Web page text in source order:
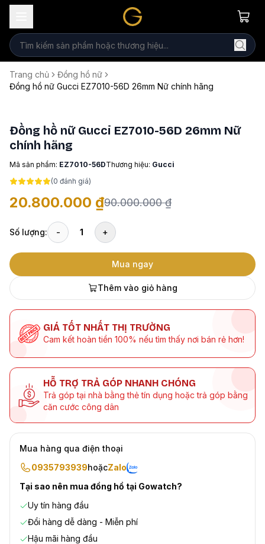
Trang chủ
Đồng hồ nữ
Đồng hồ nữ Gucci EZ7010-56D 26mm Nữ chính hãng
Đồng hồ nữ Gucci EZ7010-56D 26mm Nữ
chính hãng
Mã sản phẩm: EZ7010-56DThương hiệu: Gucci
(0 đánh giá)
20.800.000 ₫90.000.000 ₫
Số lượng: - 1 +
Mua ngay
Thêm vào giỏ hàng
GIÁ TỐT NHẤT THỊ TRƯỜNG
Cam kết hoàn tiền 100% nếu tìm thấy nơi bán rẻ hơn!
HỖ TRỢ TRẢ GÓP NHANH CHÓNG
Trả góp tại nhà bằng thẻ tín dụng hoặc trả góp bằng
căn cước công dân
Mua hàng qua điện thoại
0935793939hoặcZalo
Tại sao nên mua đồng hồ tại Gowatch?
Uy tín hàng đầu
Đổi hàng dễ dàng - Miễn phí
Hậu mãi hàng đầu